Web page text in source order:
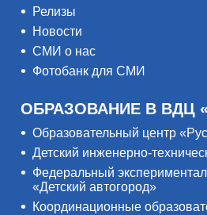
Релизы
Новости
СМИ о нас
Фотобанк для СМИ
ОБРАЗОВАНИЕ В ВДЦ
Образовательный центр
Детский инженерно-
Федеральный
«Детский автогород»
Координационные